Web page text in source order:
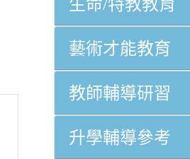
生命/特教教育
藝術才能教育
教師輔導研習
升學輔導參考